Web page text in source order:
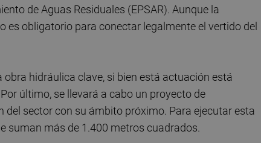
de Aguas Residuales (EPSAR). Aunque la
obligatorio para conectar legalmente el vertido del
hidráulica clave, si bien está actuación está
último, se llevará a cabo un proyecto de
sector con su ámbito próximo. Para ejecutar esta
suman más de 1.400 metros cuadrados.